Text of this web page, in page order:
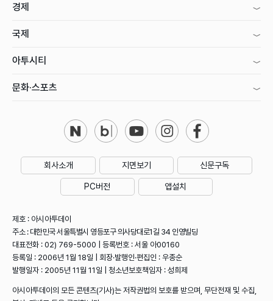
경제
국제
아투시티
문화·스포츠
회사소개 지면보기 신문구독
PC버전 앱설치
제호 : 아시아투데이
주소 : 대한민국 서울특별시 영등포구 의사당대로1길 34 인영빌딩
대표전화 : 02) 769-5000 | 등록번호 : 서울 아00160
등록일 : 2006년 1월 18일 | 회장·발행인·편집인 : 우종순
발행일자 : 2005년 11월 11일 | 청소년보호책임자 : 성희제
아시아투데이의 모든 콘텐츠(기사)는 저작권법의 보호를 받으며, 무단전재 및 수집,